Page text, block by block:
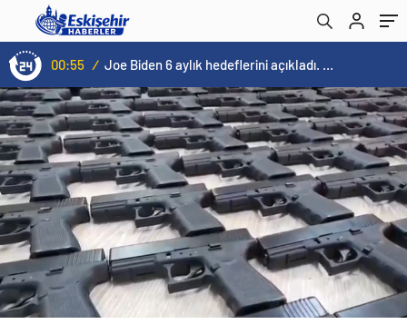
00:55 / Joe Biden 6 aylık hedeflerini açıkladı. Senato buz gibi…